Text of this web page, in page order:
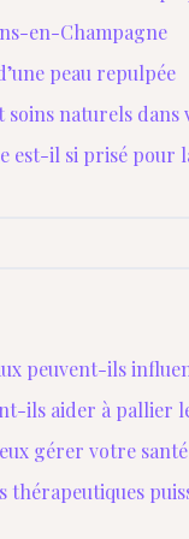
en-Champagne
peau repulpée
naturels dans
est-il si prisé pour
peuvent-ils
ils aider à pallier
gérer votre santé
thérapeutiques